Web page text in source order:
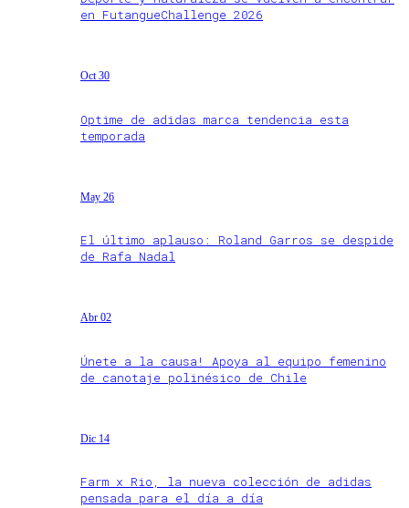
en FutangueChallenge 2026
Oct 30
Optime de adidas marca tendencia esta
temporada
May 26
El último aplauso: Roland Garros se despide
de Rafa Nadal
Abr 02
Únete a la causa! Apoya al equipo femenino
de canotaje polinésico de Chile
Dic 14
Farm x Rio, la nueva colección de adidas
pensada para el día a día